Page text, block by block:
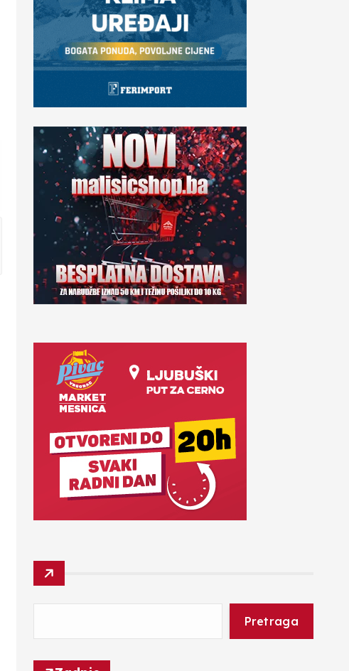
Pretraga